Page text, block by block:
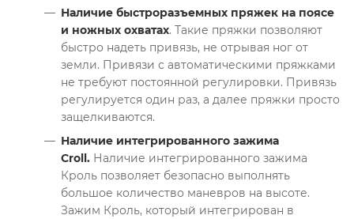
Наличие быстроразъемных пряжек на поясе
и ножных охватах. Такие пряжки позволяют
быстро надеть привязь, не отрывая ног от
земли. Привязи с автоматическими пряжками
не требуют постоянной регулировки. Привязь
регулируется один раз, а далее пряжки просто
защелкиваются.
Наличие интегрированного зажима
Croll. Наличие интегрированного зажима
Кроль позволяет безопасно выполнять
большое количество маневров на высоте.
Зажим Кроль, который интегрирован в